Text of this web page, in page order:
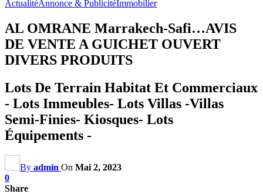
ActualitéAnnonce & PublicitéImmobilier
AL OMRANE Marrakech-Safi…AVIS
DE VENTE A GUICHET OUVERT
DIVERS PRODUITS
Lots De Terrain Habitat Et Commerciaux
- Lots Immeubles- Lots Villas -Villas
Semi-Finies- Kiosques- Lots
Équipements -
By admin On Mai 2, 2023
0
Share